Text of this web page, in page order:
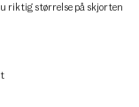
riktig størrelse på skjorten